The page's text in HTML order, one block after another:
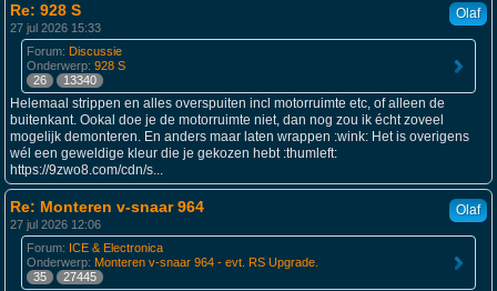
Olaf
Re: 928 S
27 jul 2026 15:33
Forum: Discussie
Onderwerp: 928 S
26
13340
Helemaal strippen en alles overspuiten incl motorruimte etc, of alleen de
buitenkant. Ookal doe je de motorruimte niet, dan nog zou ik écht zoveel
mogelijk demonteren. En anders maar laten wrappen :wink: Het is overigens
wél een geweldige kleur die je gekozen hebt :thumleft:
https://9zwo8.com/cdn/s...
Olaf
Re: Monteren v-snaar 964
27 jul 2026 12:06
Forum: ICE & Electronica
Onderwerp: Monteren v-snaar 964 - evt. RS Upgrade.
35
27445